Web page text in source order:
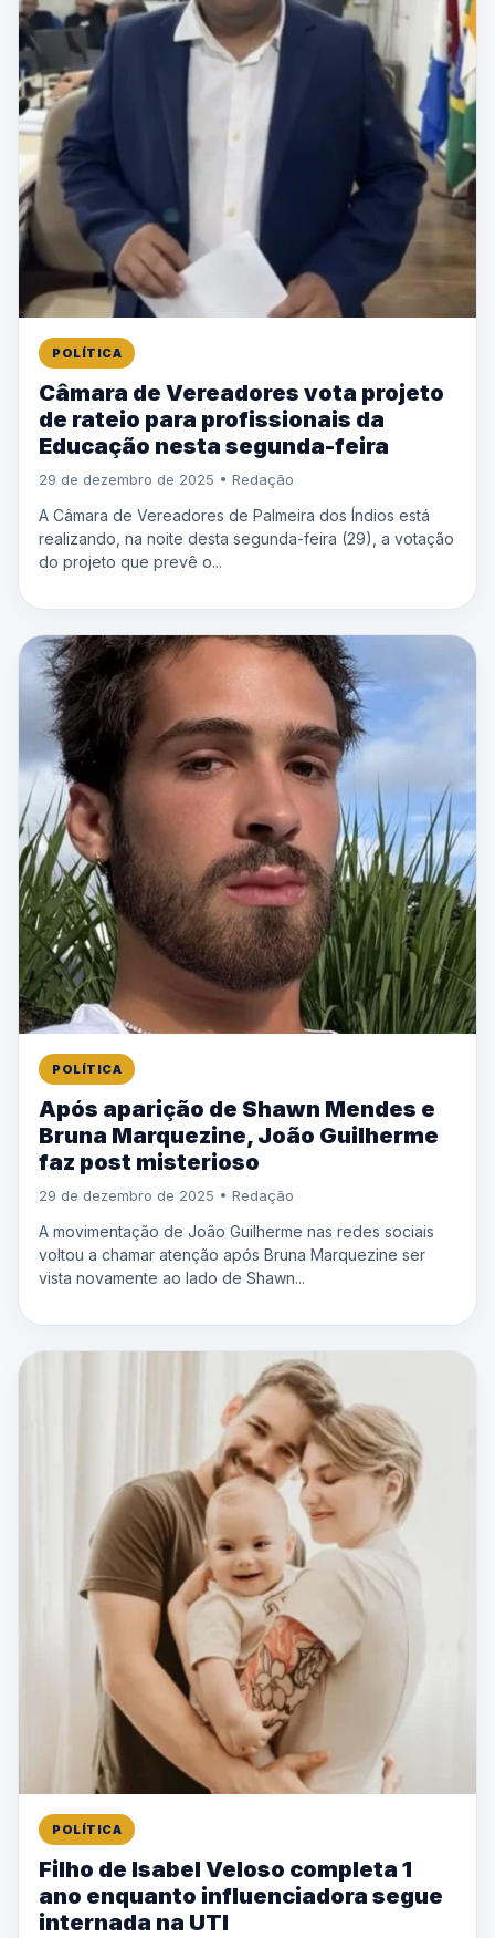
POLÍTICA
Câmara de Vereadores vota projeto
de rateio para profissionais da
Educação nesta segunda-feira
29 de dezembro de 2025 • Redação
A Câmara de Vereadores de Palmeira dos Índios está
realizando, na noite desta segunda-feira (29), a votação
do projeto que prevê o...
POLÍTICA
Após aparição de Shawn Mendes e
Bruna Marquezine, João Guilherme
faz post misterioso
29 de dezembro de 2025 • Redação
A movimentação de João Guilherme nas redes sociais
voltou a chamar atenção após Bruna Marquezine ser
vista novamente ao lado de Shawn...
POLÍTICA
Filho de Isabel Veloso completa 1
ano enquanto influenciadora segue
internada na UTI